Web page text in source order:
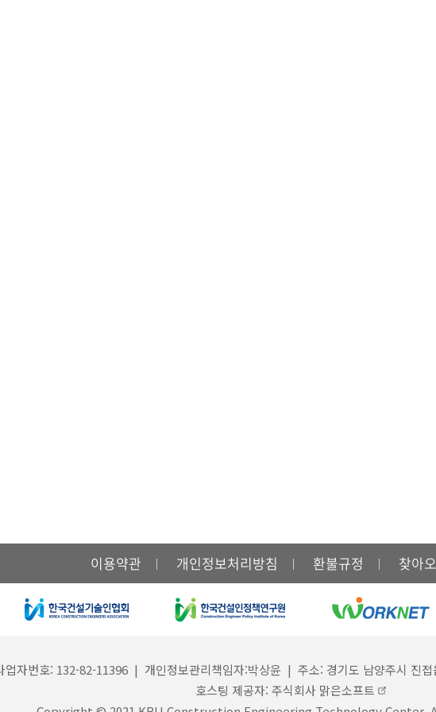
이용약관 개인정보처리방침 환불규정 찾아
자번호: 132-82-11396 | 개인정보관리책임자:박상윤 | 주소: 경기도 남양주시 진
호스팅 제공자: 주식회사 맑은소프트